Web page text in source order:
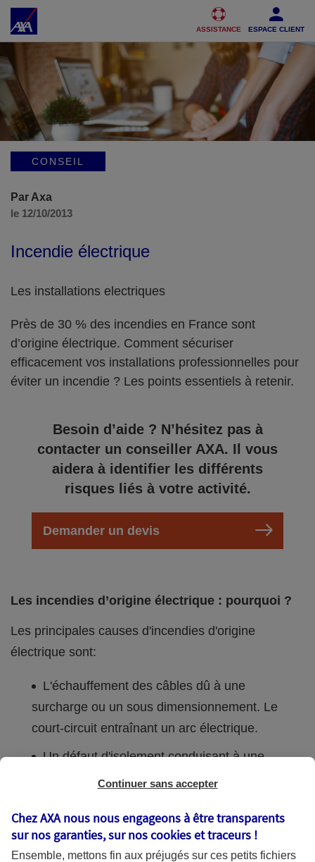
Accéder au Contenu Accéder au Pied de page
ASSISTANCE ESPACE CLIENT
CONSEIL
Par Axa
le 12/10/2013
Incendie électrique
Les installations electriques
Près de 30 % des incendies en France sont
d’origine électrique. Comment sécuriser
efficacement vos installations professionnelles pour
éviter un incendie ? Les points essentiels à retenir.
Besoin d’aide ? N’hésitez pas à
contacter un conseiller AXA. Il vous
aidera à identifier les différents
risques liés à votre activité.
Demander un devis
Les incendies d’origine électrique : pourquoi ?
Les principales causes d'incendies d'origine
électrique sont:
L'échauffement des câbles dû à une
surcharge ou un sous dimensionnement. Le
court-circuit entraînant un arc électrique.
Un défaut d'isolement conduisant à une
circulation anormale du courant dans les parties
métalliques des bâtiments et dans les circuits de
terre.
Continuer sans accepter
Chez AXA nous nous engageons à être transparents
sur nos garanties, sur noscookies et traceurs !
Ensemble, mettons fin aux préjugés sur ces petits fichiers